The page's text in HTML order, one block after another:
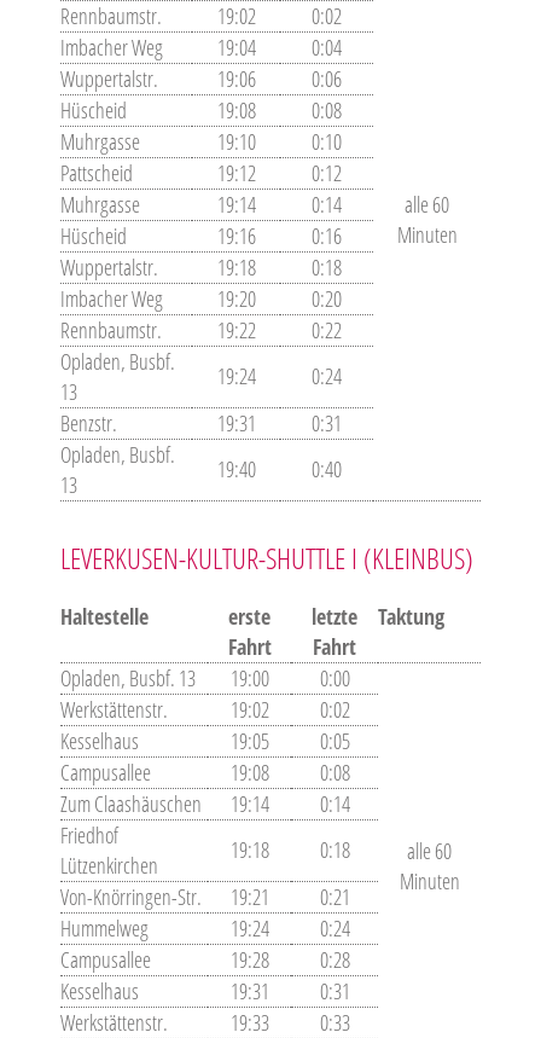
alle 60
Minuten
Rennbaumstr. 19:02
0:02
Imbacher Weg
19:04
0:04
Wuppertalstr.
19:06
0:06
Hüscheid
19:08
0:08
Muhrgasse
19:10
0:10
Pattscheid
19:12
0:12
Muhrgasse
19:14
0:14
Hüscheid
19:16
0:16
Wuppertalstr.
19:18
0:18
Imbacher Weg
19:20
0:20
Rennbaumstr.
19:22
0:22
Opladen, Busbf.
13
19:24
0:24
Benzstr.
19:31
0:31
Opladen, Busbf.
13
19:40 0:40
LEVERKUSEN-KULTUR-SHUTTLE I (KLEINBUS)
Haltestelle
erste
Fahrt
letzte
Fahrt
Taktung
Opladen, Busbf. 13 19:00 0:00
alle 60
Minuten
Werkstättenstr. 19:02
0:02
Kesselhaus
19:05
0:05
Campusallee
19:08
0:08
Zum Claashäuschen
19:14
0:14
Friedhof
Lützenkirchen
19:18
0:18
Von-Knörringen-Str.
19:21
0:21
Hummelweg
19:24
0:24
Campusallee
19:28
0:28
Kesselhaus
19:31
0:31
Werkstättenstr.
19:33
0:33